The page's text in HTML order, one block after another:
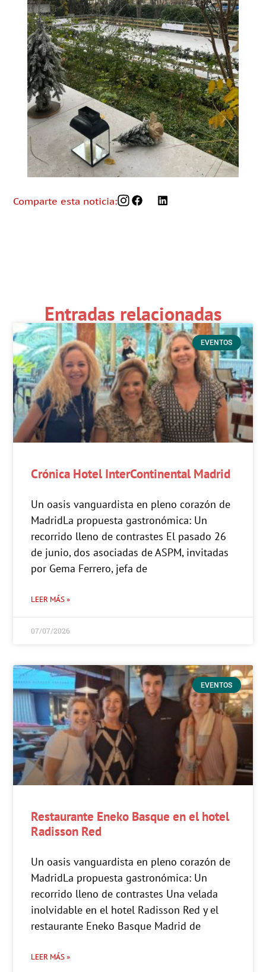
Comparte esta noticia:
Entradas relacionadas
EVENTOS
Crónica Hotel InterContinental Madrid
Un oasis vanguardista en pleno corazón de
MadridLa propuesta gastronómica: Un
recorrido lleno de contrastes El pasado 26
de junio, dos asociadas de ASPM, invitadas
por Gema Ferrero, jefa de
LEER MÁS »
07/07/2026
EVENTOS
Restaurante Eneko Basque en el hotel
Radisson Red
Un oasis vanguardista en pleno corazón de
MadridLa propuesta gastronómica: Un
recorrido lleno de contrastes Una velada
inolvidable en el hotel Radisson Red y el
restaurante Eneko Basque Madrid de
LEER MÁS »